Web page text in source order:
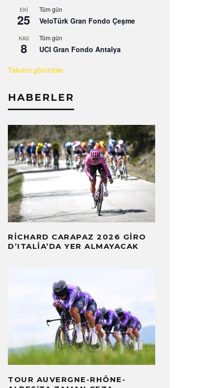
EKI
25
Tüm gün
VeloTürk Gran Fondo Çeşme
KAS
8
Tüm gün
UCI Gran Fondo Antalya
Takvimi görüntüle
HABERLER
RICHARD CARAPAZ 2026 GIRO
D’ITALIA’DA YER ALMAYACAK
TOUR AUVERGNE-RHÔNE-